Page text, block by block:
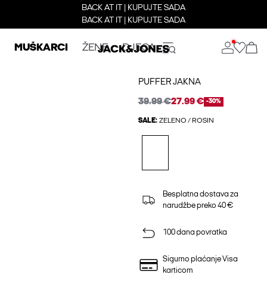
BACK AT IT | KUPUJTE SADA
BACK AT IT | KUPUJTE SADA
MUŠKARCI ŽENE DJECA
PUFFER JAKNA
39.99 €27.99 € -30%
SALE: ZELENO / ROSIN
Besplatna dostava za
narudžbe preko 40 €
100 dana povratka
Sigurno plaćanje Visa
karticom